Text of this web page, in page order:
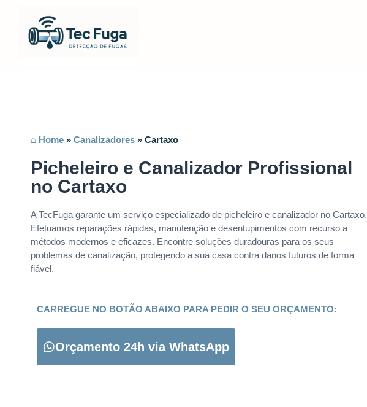
⌂ Home » Canalizadores » Cartaxo
Picheleiro e Canalizador Profissional
no Cartaxo
A TecFuga garante um serviço especializado de picheleiro e canalizador no Cartaxo.
Efetuamos reparações rápidas, manutenção e desentupimentos com recurso a
métodos modernos e eficazes. Encontre soluções duradouras para os seus
problemas de canalização, protegendo a sua casa contra danos futuros de forma
fiável.
CARREGUE NO BOTÃO ABAIXO PARA PEDIR O SEU ORÇAMENTO:
Orçamento 24h via WhatsApp